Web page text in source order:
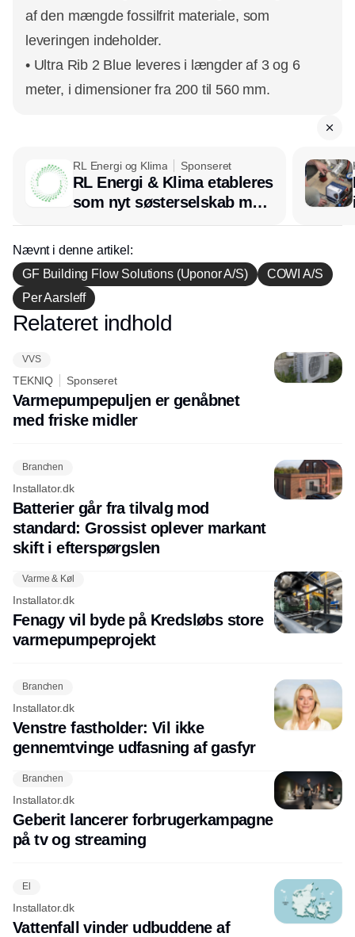
af den mængde fossilfrit materiale, som
leveringen indeholder.
• Ultra Rib 2 Blue leveres i længder af 3 og 6
meter, i dimensioner fra 200 til 560 mm.
RL Energi og Klima Sponseret
RL Energi & Klima etableres
som nyt søsterselskab med
afsæt i RL Ventilation
Nævnt i denne artikel:
GF Building Flow Solutions (Uponor A/S)
COWI A/S
Per Aarsleff
Annonce
Relateret indhold
VVS
TEKNIQ Sponseret
Varmepumpepuljen er genåbnet
med friske midler
Branchen
Installator.dk
Batterier går fra tilvalg mod
standard: Grossist oplever markant
skift i efterspørgslen
Varme & Køl
Installator.dk
Fenagy vil byde på Kredsløbs store
varmepumpeprojekt
Branchen
Installator.dk
Venstre fastholder: Vil ikke
gennemtvinge udfasning af gasfyr
Branchen
Installator.dk
Geberit lancerer forbrugerkampagne
på tv og streaming
El
Installator.dk
Vattenfall vinder udbuddene af